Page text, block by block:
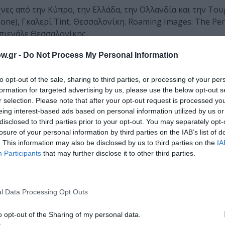
- Do Not Process My Personal Information
opt-out of the sale, sharing to third parties, or processing of your
for targeted advertising by us, please use the below opt-out
selection. Please note that after your opt-out request is processed
interest-based ads based on personal information utilized by us
to third parties prior to your opt-out. You may separately
of your personal information by third parties on the IAB’s list of
This information may also be disclosed by us to third parties on the
Participants that may further disclose it to other third parties.
Data Processing Opt Outs
opt-out of the Sharing of my personal data.
από την Κύπρο, την Ελλάδα, την Ολλανδία και την
Γκαλερί Tint, Θεσσαλονίκη. Roaming Images: The
Θεσσαλονίκης.
Μπιενάλε Πεκίνου. The Little Land Fish, Antrepo,
Building Networks, Μακεδονικό Μουσείο
του Προγράμματος δια βίου μάθησης
Golden Lane Estate: Exhibit Gallery στο Κέντρο
ως δομικό στοιχείο το βιβλίο του Ορχάν
μια νέα σχέση μεταξύ αναγνώστη και κειμένου.
που ο ίδιος ο Παμούκ ξεκίνησε στο βιβλίο, εντάσσοντας
αποκαλυπτικές του πολυπολιτισμικού χαρακτήρα